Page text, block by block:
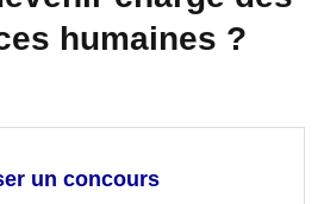
humaines ?
un concours